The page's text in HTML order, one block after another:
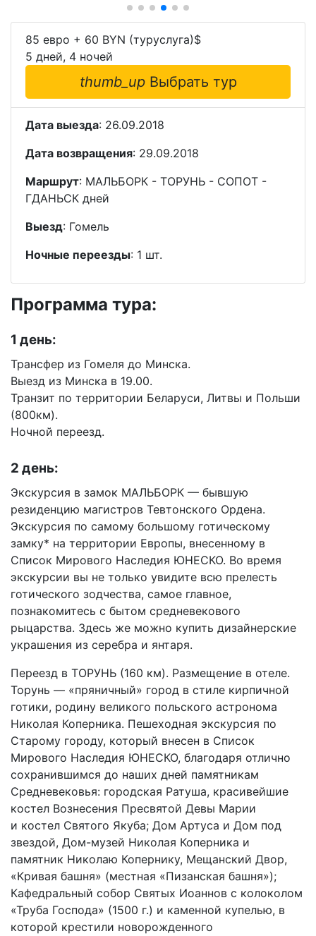
85 евро + 60 BYN (туруслуга)$
5 дней, 4 ночей
thumb_up Выбрать тур
Дата выезда: 26.09.2018
Дата возвращения: 29.09.2018
Маршрут: МАЛЬБОРК - ТОРУНЬ - СОПОТ -
ГДАНЬСК дней
Выезд: Гомель
Ночные переезды: 1 шт.
Программа тура:
1 день:
Трансфер из Гомеля до Минска.
Выезд из Минска в 19.00.
Транзит по территории Беларуси, Литвы и Польши
(800км).
Ночной переезд.
2 день:
Экскурсия в замок МАЛЬБОРК — бывшую
резиденцию магистров Тевтонского Ордена.
Экскурсия по самому большому готическому
замку* на территории Европы, внесенному в
Список Мирового Наследия ЮНЕСКО. Во время
экскурсии вы не только увидите всю прелесть
готического зодчества, самое главное,
познакомитесь с бытом средневекового
рыцарства. Здесь же можно купить дизайнерские
украшения из серебра и янтаря.
Переезд в ТОРУНЬ (160 км). Размещение в отеле.
Торунь — «пряничный» город в стиле кирпичной
готики, родину великого польского астронома
Николая Коперника. Пешеходная экскурсия по
Старому городу, который внесен в Список
Мирового Наследия ЮНЕСКО, благодаря отлично
сохранившимся до наших дней памятникам
Средневековья: городская Ратуша, красивейшие
костел Вознесения Пресвятой Девы Марии
и костел Святого Якуба; Дом Артуса и Дом под
звездой, Дом-музей Николая Коперника и
памятник Николаю Копернику, Мещанский Двор,
«Кривая башня» (местная «Пизанская башня»);
Кафедральный собор Святых Иоаннов с колоколом
«Труба Господа» (1500 г.) и каменной купелью, в
которой крестили новорожденного